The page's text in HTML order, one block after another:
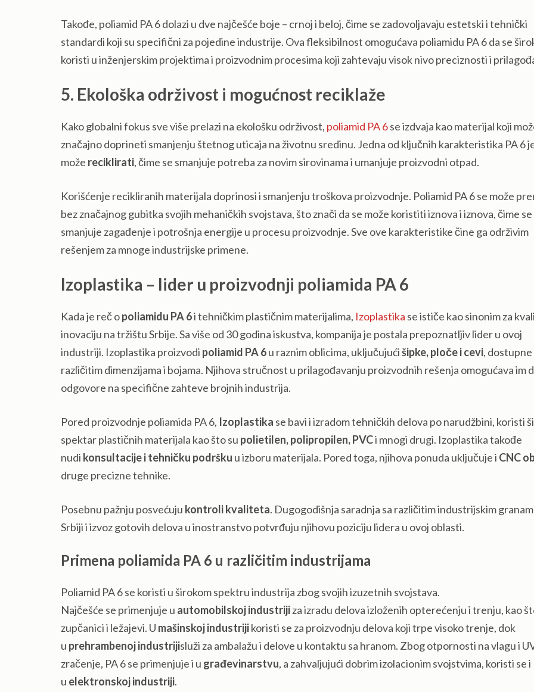
Takođe, poliamid PA 6 dolazi u dve najčešće boje – crnoj i beloj, čime se zadovoljavaju estetski i tehnički
standardi koji su specifični za pojedine industrije. Ova fleksibilnost omogućava poliamidu PA 6 da se
koristi u inženjerskim projektima i proizvodnim procesima koji zahtevaju visok nivo preciznosti i
5. Ekološka održivost i mogućnost reciklaže
Kako globalni fokus sve više prelazi na ekološku održivost, poliamid PA 6se izdvaja kao materijal koji
značajno doprineti smanjenju štetnog uticaja na životnu sredinu. Jedna od ključnih karakteristika PA 6
može reciklirati, čime se smanjuje potreba za novim sirovinama i umanjuje proizvodni otpad.
Korišćenje recikliranih materijala doprinosi i smanjenju troškova proizvodnje. Poliamid PA 6 se može
bez značajnog gubitka svojih mehaničkih svojstava, što znači da se može koristiti iznova i iznova, čime se
smanjuje zagađenje i potrošnja energije u procesu proizvodnje. Sve ove karakteristike čine ga održivim
rešenjem za mnoge industrijske primene.
Izoplastika – lider u proizvodnji poliamida PA 6
Kada je reč opoliamidu PA 6i tehničkim plastičnim materijalima, Izoplastika se ističe kao sinonim za
inovaciju na tržištu Srbije. Sa više od 30 godina iskustva, kompanija je postala prepoznatljiv lider u ovoj
industriji. Izoplastika proizvodi poliamid PA 6u raznim oblicima, uključujućišipke, ploče i cevi, dostupne
različitim dimenzijama i bojama. Njihova stručnost u prilagođavanju proizvodnih rešenja omogućava im
odgovore na specifične zahteve brojnih industrija.
Pored proizvodnje poliamida PA 6, Izoplastika se bavi i izradom tehničkih delova po narudžbini, koristi
spektar plastičnih materijala kao što su polietilen, polipropilen, PVCi mnogi drugi. Izoplastika takođe
nudi konsultacije i tehničku podršku u izboru materijala. Pored toga, njihova ponuda uključuje i CNC
druge precizne tehnike.
Posebnu pažnju posvećuju kontroli kvaliteta. Dugogodišnja saradnja sa različitim industrijskim
Srbiji i izvoz gotovih delova u inostranstvo potvrđuju njihovu poziciju lidera u ovoj oblasti.
Primena poliamida PA 6 u različitim industrijama
Poliamid PA 6 se koristi u širokom spektru industrija zbog svojih izuzetnih svojstava.
Najčešće se primenjuje u automobilskoj industrijiza izradu delova izloženih opterećenju i trenju, kao
zupčanici i ležajevi. U mašinskoj industrijikoristi se za proizvodnju delova koji trpe visoko trenje, dok
u prehrambenoj industrijisluži za ambalažu i delove u kontaktu sa hranom. Zbog otpornosti na vlagu i
zračenje, PA 6 se primenjuje i u građevinarstvu, a zahvaljujući dobrim izolacionim svojstvima, koristi se i
u elektronskoj industriji.